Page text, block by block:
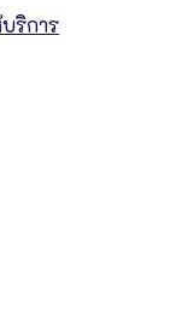
ริการ